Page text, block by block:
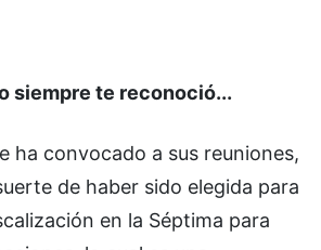
siempre te reconoció...
ha convocado a sus reuniones,
de haber sido elegida para
en la Séptima para